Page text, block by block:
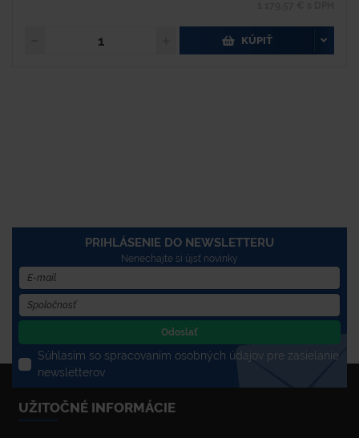
KÚPIŤ
PRIHLÁSENIE DO NEWSLETTERU
Nenechajte si újsť novinky
Odoslať
Súhlasím so spracovaním osobných údajov pre zasielanie
newsletterov
UŽITOČNÉ INFORMÁCIE